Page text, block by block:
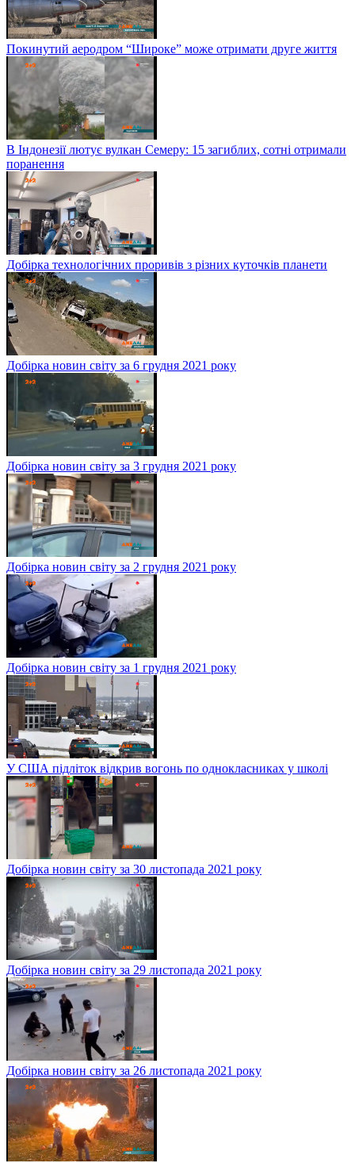
Покинутий аеродром “Широке” може отримати друге життя
В Індонезії лютує вулкан Семеру: 15 загиблих, сотні отримали
поранення
Добірка технологічних проривів з різних куточків планети
Добірка новин світу за 6 грудня 2021 року
Добірка новин світу за 3 грудня 2021 року
Добірка новин світу за 2 грудня 2021 року
Добірка новин світу за 1 грудня 2021 року
У США підліток відкрив вогонь по однокласниках у школі
Добірка новин світу за 30 листопада 2021 року
Добірка новин світу за 29 листопада 2021 року
Добірка новин світу за 26 листопада 2021 року